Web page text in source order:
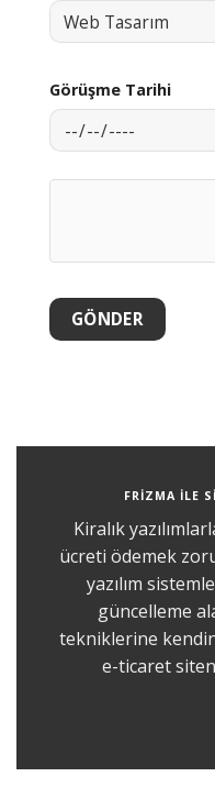
Görüşme Tarihi
FRİZMA ILE
Kiralık
ücreti ödemek
yazılım
güncelleme
tekniklerine
e-ticaret